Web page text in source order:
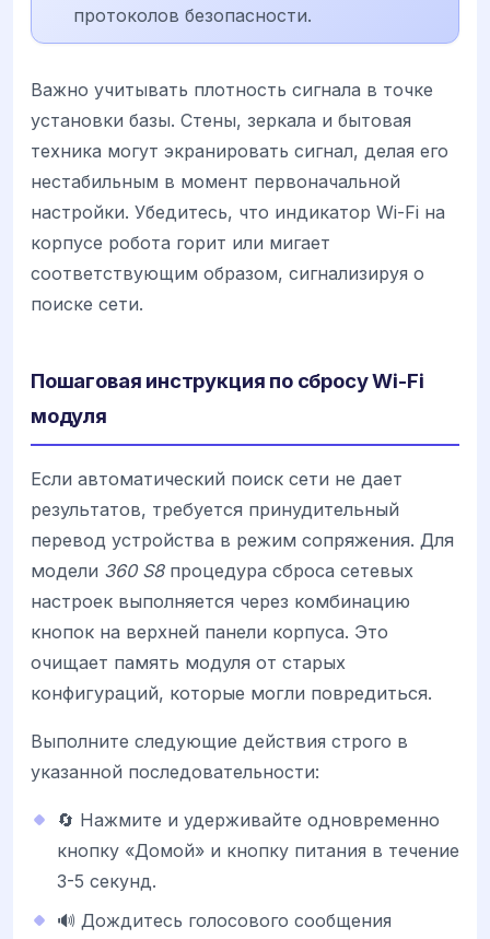
протоколов безопасности.
Важно учитывать плотность сигнала в точке
установки базы. Стены, зеркала и бытовая
техника могут экранировать сигнал, делая его
нестабильным в момент первоначальной
настройки. Убедитесь, что индикатор Wi-Fi на
корпусе робота горит или мигает
соответствующим образом, сигнализируя о
поиске сети.
Пошаговая инструкция по сбросу Wi-Fi
модуля
Если автоматический поиск сети не дает
результатов, требуется принудительный
перевод устройства в режим сопряжения. Для
модели 360 S8процедура сброса сетевых
настроек выполняется через комбинацию
кнопок на верхней панели корпуса. Это
очищает память модуля от старых
конфигураций, которые могли повредиться.
Выполните следующие действия строго в
указанной последовательности:
🔄 Нажмите и удерживайте одновременно
кнопку «Домой» и кнопку питания в течение
3-5 секунд.
🔊 Дождитесь голосового сообщения